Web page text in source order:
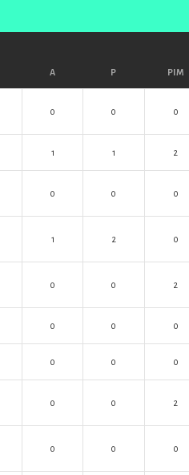
A P PIM
0 0 0
1 1 2
0 0 0
1 2 0
0 0 2
0 0 0
0 0 0
0 0 2
0 0 0